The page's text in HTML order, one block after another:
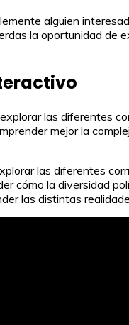
alguien
la oportunidad de
las diferentes
mejor la
las diferentes
cómo la diversidad
las distintas